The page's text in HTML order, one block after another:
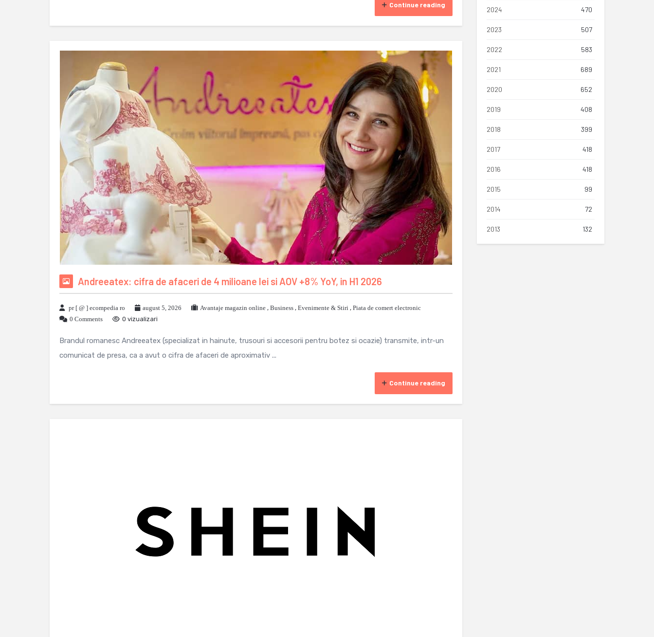
Continue reading
Andreeatex: cifra de afaceri de 4 milioane lei si AOV +8% YoY, in H1 2026
pr [ @ ] ecompedia ro august 5, 2026 Avantaje magazin online , Business , Evenimente & Stiri , Piata de comert electronic
0 Comments
0 vizualizari
Brandul romanesc Andreeatex (specializat in hainute, trusouri si accesorii pentru botez si ocazie) transmite, intr-un
comunicat de presa, ca a avut o cifra de afaceri de aproximativ ...
Continue reading
2024 470
2023 507
2022 583
2021 689
2020 652
2019 408
2018 399
2017 418
2016 418
2015 99
2014 72
2013 132